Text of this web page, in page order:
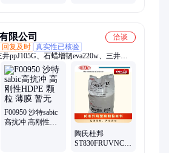
限公司
洽谈
回复及时 真实性已核验
井ppJ105G、石蜡增韧eva220w、三井
、普瑞曼ppj105g
F00950 沙特sabic
高抗冲 高刚性
陶氏杜邦
ST830FRUVNC010